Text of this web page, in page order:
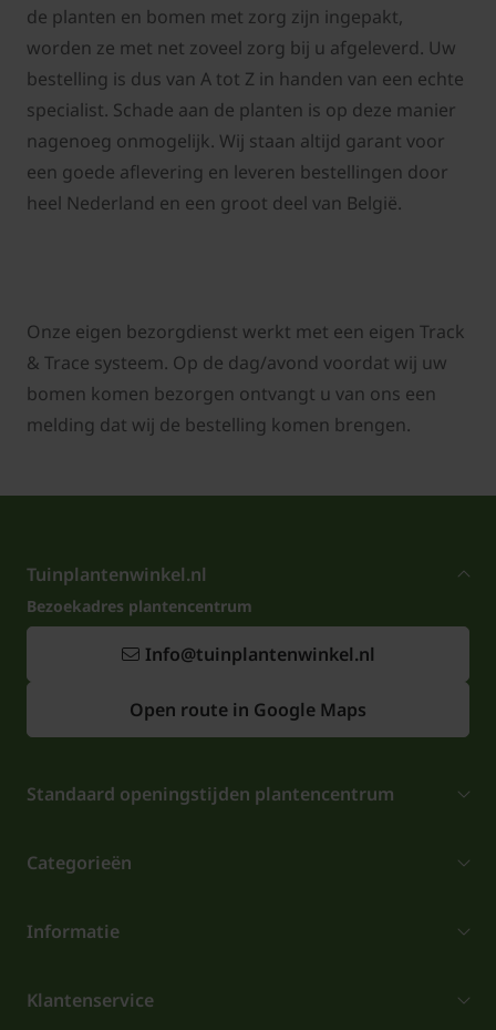
de planten en bomen met zorg zijn ingepakt,
worden ze met net zoveel zorg bij u afgeleverd. Uw
bestelling is dus van A tot Z in handen van een echte
specialist. Schade aan de planten is op deze manier
nagenoeg onmogelijk. Wij staan altijd garant voor
een goede aflevering en leveren bestellingen door
heel Nederland en een groot deel van België.
Onze eigen bezorgdienst werkt met een eigen Track
& Trace systeem. Op de dag/avond voordat wij uw
bomen komen bezorgen ontvangt u van ons een
melding dat wij de bestelling komen brengen.
Tuinplantenwinkel.nl
Bezoekadres plantencentrum
Info@tuinplantenwinkel.nl
Open route in Google Maps
Standaard openingstijden plantencentrum
Categorieën
Informatie
Klantenservice